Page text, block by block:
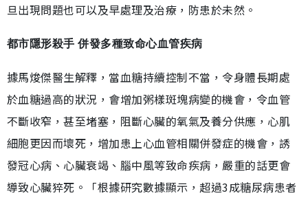
旦出現問題也可以及早處理及治療，防患於未然。
都市隱形殺手 併發多種致命心血管疾病
據馬焌傑醫生解釋，當血糖持續控制不當，令身體長期處
於血糖過高的狀況，會增加粥樣斑塊病變的機會，令血管
不斷收窄，甚至堵塞，阻斷心臟的氧氣及養分供應，心肌
細胞更因而壞死，增加患上心血管相關併發症的機會，誘
發冠心病、心臟衰竭、腦中風等致命疾病，嚴重的話更會
導致心臟猝死。「根據研究數據顯示，超過3成糖尿病患者